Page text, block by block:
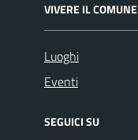
VIVERE IL COMUNE
Luoghi
Eventi
SEGUICI SU